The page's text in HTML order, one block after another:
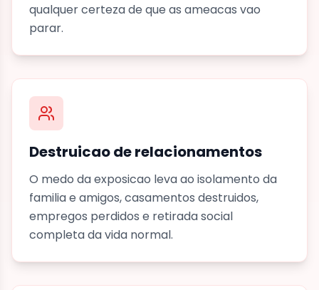
qualquer certeza de que as ameacas vao
parar.
Destruicao de relacionamentos
O medo da exposicao leva ao isolamento da
familia e amigos, casamentos destruidos,
empregos perdidos e retirada social
completa da vida normal.